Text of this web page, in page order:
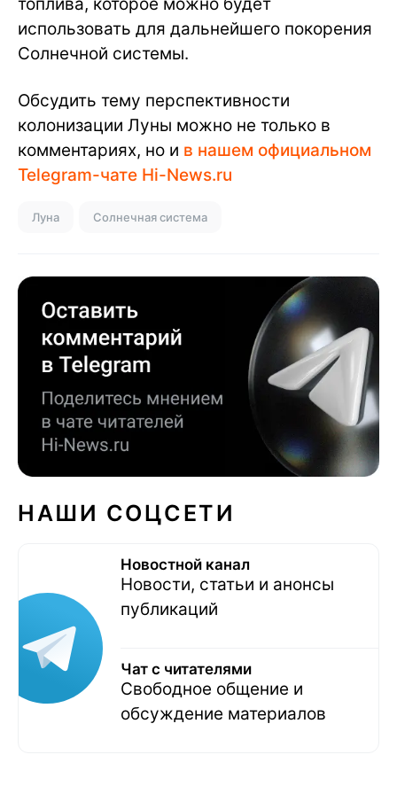
топлива, которое можно будет
использовать для дальнейшего покорения
Солнечной системы.
Обсудить тему перспективности
колонизации Луны можно не только в
комментариях, но и в нашем официальном
Telegram-чате Hi-News.ru
Луна Солнечная система
НАШИ СОЦСЕТИ
Новостной канал
Новости, статьи и анонсы
публикаций
Чат с читателями
Свободное общение и
обсуждение материалов